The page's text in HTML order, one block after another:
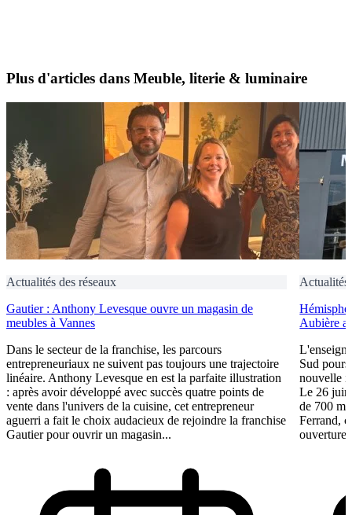
Plus d'articles dans Meuble, literie & luminaire
Actualités des réseaux
Gautier : Anthony Levesque ouvre un magasin de
meubles à Vannes
Dans le secteur de la franchise, les parcours
entrepreneuriaux ne suivent pas toujours une trajectoire
linéaire. Anthony Levesque en est la parfaite illustration
: après avoir développé avec succès quatre points de
vente dans l'univers de la cuisine, cet entrepreneur
aguerri a fait le choix audacieux de rejoindre la franchise
Gautier pour ouvrir un magasin...
Actualités
Aubière
Sud
nouvelle
Le 26 juin
de 700
Ferrand,